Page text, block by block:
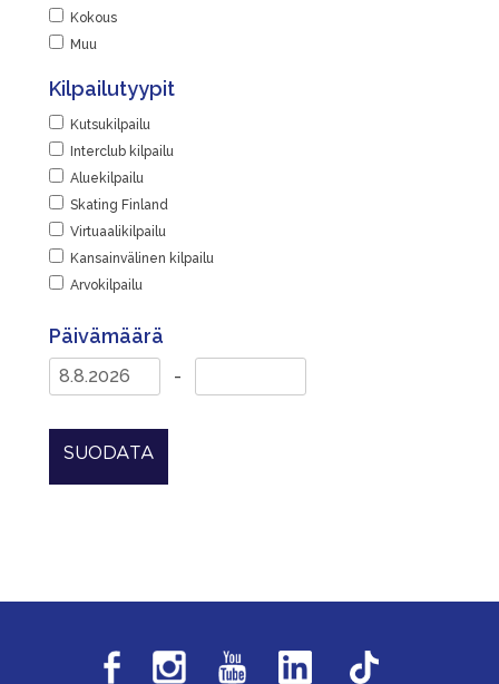
Kokous
Muu
Kilpailutyypit
Kutsukilpailu
Interclub kilpailu
Aluekilpailu
Skating Finland
Virtuaalikilpailu
Kansainvälinen kilpailu
Arvokilpailu
Päivämäärä
-
SUODATA